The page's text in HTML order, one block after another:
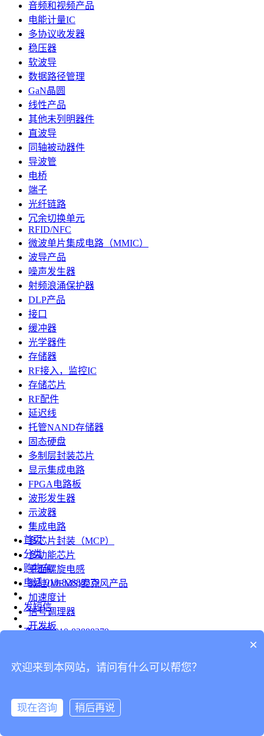
音频和视频产品
电能计量IC
多协议收发器
稳压器
软波导
数据路径管理
GaN晶圆
线性产品
其他未列明器件
直波导
同轴被动器件
导波管
电桥
端子
光纤链路
冗余切换单元
RFID/NFC
微波单片集成电路（MMIC）
波导产品
噪声发生器
射频浪涌保护器
DLP产品
接口
缓冲器
光学器件
存储器
RF接入，监控IC
存储芯片
RF配件
延迟线
托管NAND存储器
固态硬盘
多制层封装芯片
显示集成电路
FPGA电路板
波形发生器
示波器
集成电路
多芯片封装（MCP）
多功能芯片
平面螺旋电感
微硅(MEMS)麦克风产品
加速度计
信号调理器
开发板
台式仪表
连接器
首页
分类
购物车
电话 010-82888379
发短信
查地图 010-82888379
分享
×
欢迎来到本网站，请问有什么可以帮您？
现在咨询 稍后再说